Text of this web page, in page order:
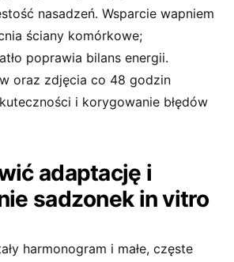
nasadzeń. Wsparcie wapniem
ściany komórkowe;
poprawia bilans energii.
oraz zdjęcia co 48 godzin
i korygowanie błędów
adaptację i
sadzonek in vitro
harmonogram i małe, częste